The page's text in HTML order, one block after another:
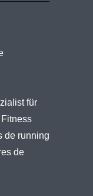
für
de running
de